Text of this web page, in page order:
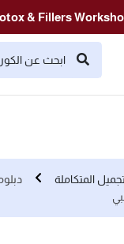
& Fillers
المتكاملة